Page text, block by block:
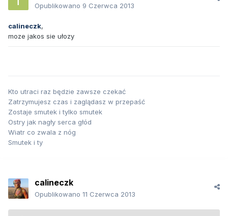
Opublikowano 9 Czerwca 2013
calineczk,
moze jakos sie ułozy
Kto utraci raz będzie zawsze czekać
Zatrzymujesz czas i zaglądasz w przepaść
Zostaje smutek i tylko smutek
Ostry jak nagły serca głód
Wiatr co zwala z nóg
Smutek i ty
calineczk
Opublikowano 11 Czerwca 2013